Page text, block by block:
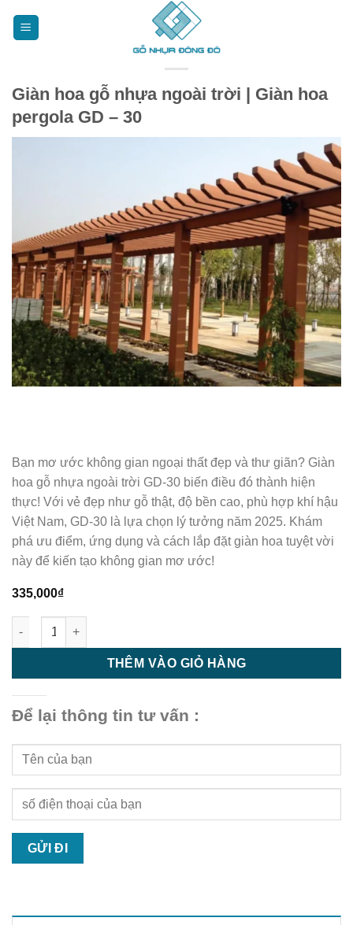
Giàn hoa gỗ nhựa ngoài trời | Giàn hoa
pergola GD – 30
Bạn mơ ước không gian ngoại thất đẹp và thư giãn? Giàn
hoa gỗ nhựa ngoài trời GD-30 biến điều đó thành hiện
thực! Với vẻ đẹp như gỗ thật, độ bền cao, phù hợp khí hậu
Việt Nam, GD-30 là lựa chọn lý tưởng năm 2025. Khám
phá ưu điểm, ứng dụng và cách lắp đặt giàn hoa tuyệt vời
này để kiến tạo không gian mơ ước!
335,000₫
Giàn hoa gỗ nhựa ngoài trời | Giàn hoa pergola GD - 30 số
THÊM VÀO GIỎ HÀNG
Để lại thông tin tư vấn :